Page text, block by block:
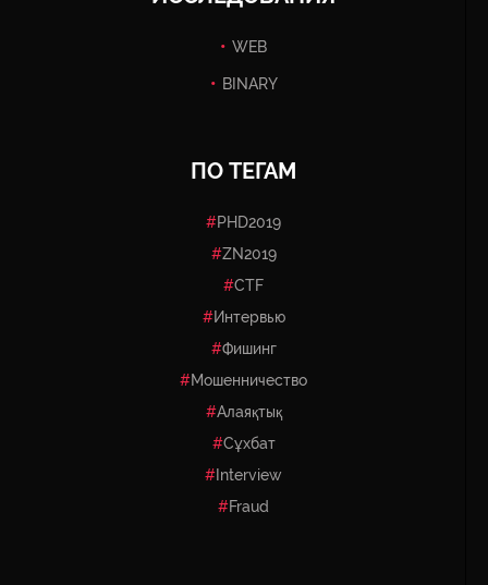
WEB
BINARY
ПО ТЕГАМ
PHD2019
ZN2019
CTF
Интервью
Фишинг
Мошенничество
Алаяқтық
Сұхбат
Interview
Fraud